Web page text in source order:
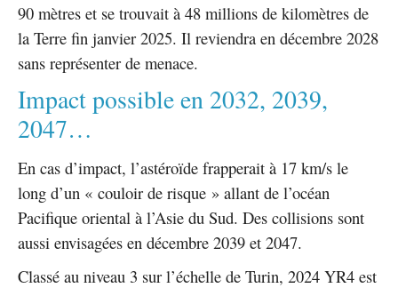
90 mètres et se trouvait à 48 millions de kilomètres de
la Terre fin janvier 2025. Il reviendra en décembre 2028
sans représenter de menace.
Impact possible en 2032, 2039,
2047…
En cas d’impact, l’astéroïde frapperait à 17 km/s le
long d’un « couloir de risque » allant de l’océan
Pacifique oriental à l’Asie du Sud. Des collisions sont
aussi envisagées en décembre 2039 et 2047.
Classé au niveau 3 sur l’échelle de Turin, 2024 YR4 est